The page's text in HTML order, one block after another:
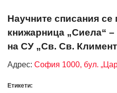
Научните списания се
книжарница „Сиела“ –
на СУ „Св. Св.
Адрес: София 1000, бул.
Етикети: